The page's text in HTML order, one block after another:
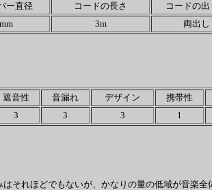
それほどでもないが、かなりの量の低域が音楽
ー直径 コードの長さ コードの
3m 両出し
遮音性 音漏れ デザイン 携帯性
3 3 3 1